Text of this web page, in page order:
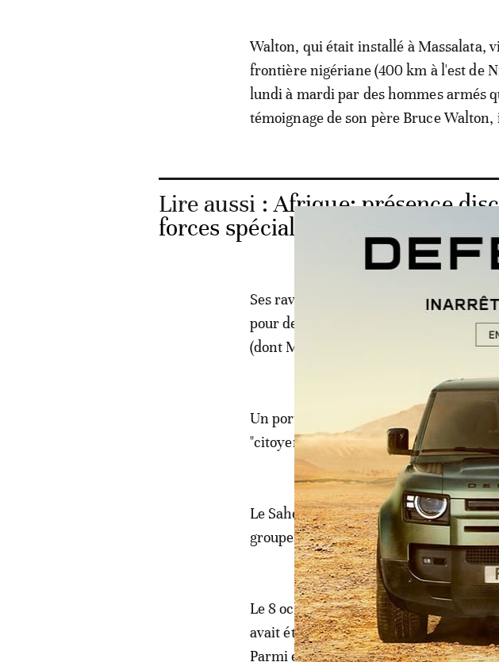
Walton, qui était installé à Massalata,
frontière nigériane (400 km à l'est de
lundi à mardi par des hommes armés
témoignage de son père Bruce
Lire aussi :Afrique: présence
forces spéciales américaines
Ses ravisseurs, repartis en direction
pour demander "une rançon", selon
(dont Massalata est voisine), sans
Un porte-parole du département
"citoyen américain avait été enlevé au
Le Sahel est régulièrement le théâtre
groupes jihadistes.
Le 8 octobre au Mali, la Française
avait été enlevé au Niger, ont été
Parmi eux, l'humanitaire américain